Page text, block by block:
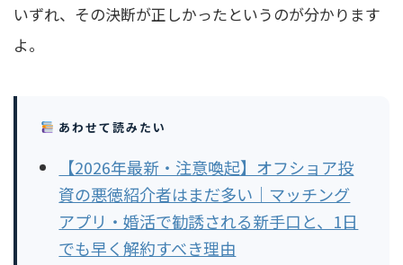
いずれ、その決断が正しかったというのが分かります
よ。
あわせて読みたい
【2026年最新・注意喚起】オフショア投
資の悪徳紹介者はまだ多い｜マッチング
アプリ・婚活で勧誘される新手口と、1日
でも早く解約すべき理由